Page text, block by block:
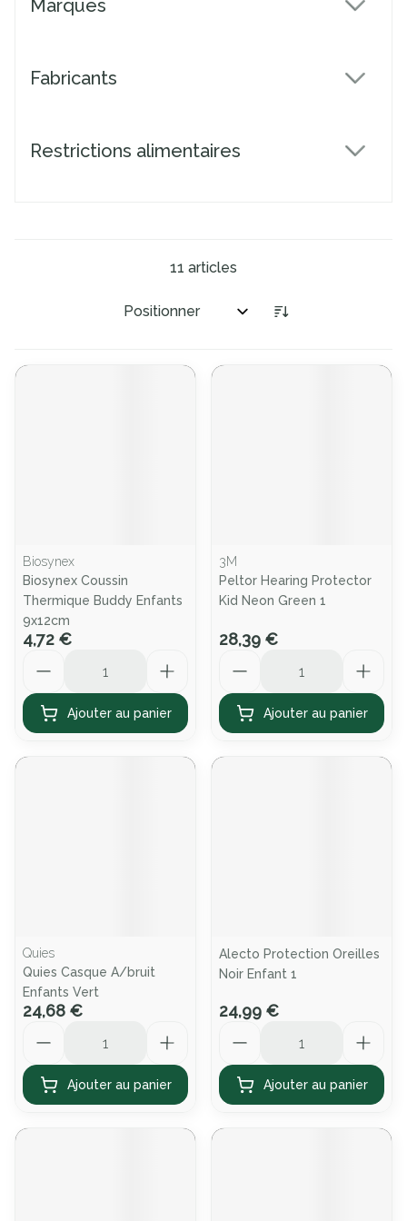
Marques
Fabricants
Restrictions alimentaires
11 articles
Trier par:
Biosynex
Biosynex Coussin
Thermique Buddy Enfants
9x12cm
4,72 €
Ajouter au panier
3M
Peltor Hearing Protector
Kid Neon Green 1
28,39 €
Ajouter au panier
Quies
Quies Casque A/bruit
Enfants Vert
24,68 €
Ajouter au panier
Alecto Protection Oreilles
Noir Enfant 1
24,99 €
Ajouter au panier